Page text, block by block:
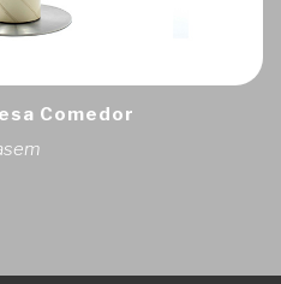
Comedor